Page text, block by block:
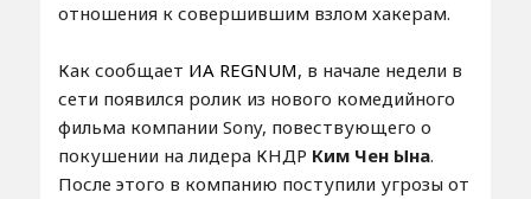
отношения к совершившим взлом хакерам.
Как сообщает ИА REGNUM, в начале недели в
сети появился ролик из нового комедийного
фильма компании Sony, повествующего о
покушении на лидера КНДР Ким Чен Ына.
После этого в компанию поступили угрозы от